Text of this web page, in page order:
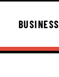
BUSINESS